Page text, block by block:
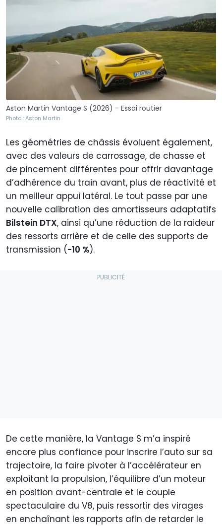
Aston Martin Vantage S (2026) - Essai routier
Photo : Aston Martin
Les géométries de châssis évoluent également,
avec des valeurs de carrossage, de chasse et
de pincement différentes pour offrir davantage
d’adhérence du train avant, plus de réactivité et
un meilleur appui latéral. Le tout passe par une
nouvelle calibration des amortisseurs adaptatifs
Bilstein DTX, ainsi qu’une réduction de la raideur
des ressorts arrière et de celle des supports de
transmission (-10 %).
De cette manière, la Vantage S m’a inspiré
encore plus confiance pour inscrire l’auto sur sa
trajectoire, la faire pivoter à l’accélérateur en
exploitant la propulsion, l’équilibre d’un moteur
en position avant-centrale et le couple
spectaculaire du V8, puis ressortir des virages
en enchaînant les rapports afin de retarder le